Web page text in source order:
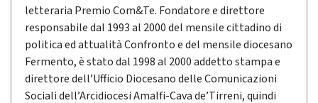
letteraria Premio Com&Te. Fondatore e direttore
responsabile dal 1993 al 2000 del mensile cittadino di
politica ed attualità Confronto e del mensile diocesano
Fermento, è stato dal 1998 al 2000 addetto stampa e
direttore dell’Ufficio Diocesano delle Comunicazioni
Sociali dell’Arcidiocesi Amalfi-Cava de’Tirreni, quindi